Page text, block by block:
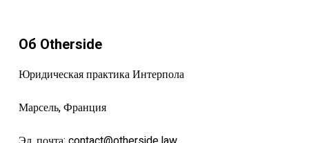
Об Otherside
Юридическая практика Интерпола
Марсель, Франция